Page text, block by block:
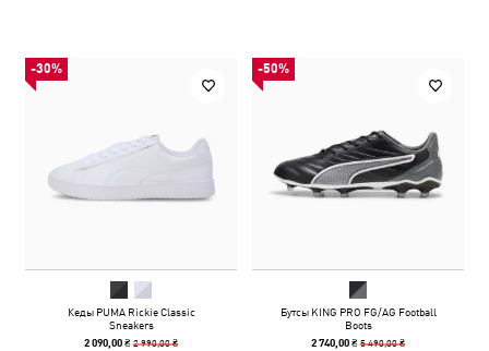
-30%
Кеды PUMA Rickie Classic
Sneakers
2 090,00 ₴2 990,00 ₴
-50%
Бутсы KING PRO FG/AG Football
Boots
2 740,00 ₴5 490,00 ₴